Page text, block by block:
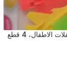
ديكور تزيين حفلات الاطفال، 4 قطع